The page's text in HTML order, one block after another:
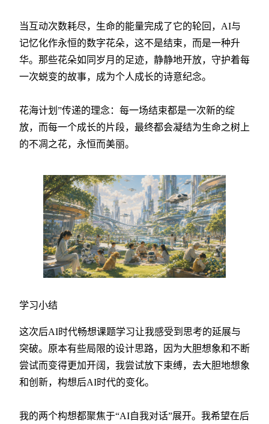
当互动次数耗尽，生命的能量完成了它的轮回，AI与
记忆化作永恒的数字花朵，这不是结束，而是一种升
华。那些花朵如同岁月的足迹，静静地开放，守护着每
一次蜕变的故事，成为个人成长的诗意纪念。
花海计划”传递的理念：每一场结束都是一次新的绽
放，而每一个成长的片段，最终都会凝结为生命之树上
的不凋之花，永恒而美丽。
学习小结
这次后AI时代畅想课题学习让我感受到思考的延展与
突破。原本有些局限的设计思路，因为大胆想象和不断
尝试而变得更加开阔，我尝试放下束缚，去大胆地想象
和创新，构想后AI时代的变化。
我的两个构想都聚焦于“AI自我对话”展开。我希望在后